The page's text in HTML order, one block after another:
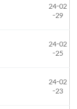
24-02
-29
24-02
-25
24-02
-23